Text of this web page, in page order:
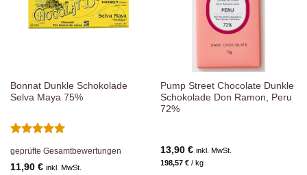
Bonnat Dunkle Schokolade
Selva Maya 75%
mit5von
5
geprüfte Gesamtbewertungen
11,90 € inkl. MwSt.
Pump Street Chocolate Dunkle
Schokolade Don Ramon, Peru
72%
13,90 € inkl. MwSt.
198,57 €/ kg